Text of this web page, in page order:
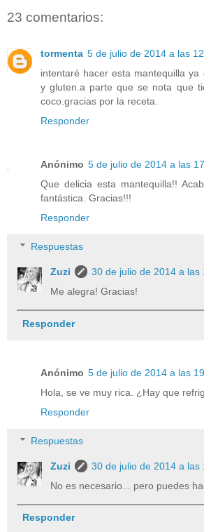
23 comentarios:
tormenta 5 de julio de 2014 a las
intentaré hacer esta mantequilla
y gluten.a parte que se nota que
coco.gracias por la receta.
Responder
Anónimo 5 de julio de 2014 a las
Que delicia esta mantequilla!!
fantástica. Gracias!!!
Responder
Respuestas
Zuzi
30 de julio de 2014 a las
Me alegra! Gracias!
Responder
Anónimo 5 de julio de 2014 a las
Hola, se ve muy rica. ¿Hay que
Responder
Respuestas
Zuzi
30 de julio de 2014 a las
No es necesario... pero puedes
Responder